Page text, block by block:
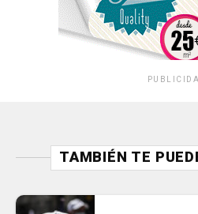
TAMBIÉN TE